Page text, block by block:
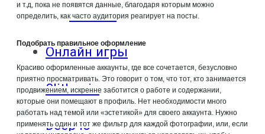
ответы
Онлайн игры
Slither io
Deep io
и т.д, пока не появятся данные, благодаря которым можно
определить, как часто аудитория реагирует на посты.
Подобрать правильное оформление
Красиво оформленные аккаунты, где все сочетается, безусловно
приятно просматривать. Это говорит о том, что тот, кто занимается
продвижением, искренне заботится о работе и содержании,
которые они помещают в профиль. Нет необходимости много
работать над темой или «эстетикой» для своего аккаунта. Нужно
применять один и тот же фильтр для каждой фотографии, или, если